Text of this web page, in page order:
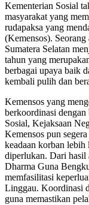
Kementerian Sosial
masyarakat yang
rudapaksa yang
(Kemensos).
Sumatera Selatan
tahun yang
berbagai upaya baik
kembali pulih dan
Kemensos yang
berkoordinasi
Sosial, Kejaksaan
Kemensos pun
keadaan korban
diperlukan. Dari hasil
Dharma Guna
memfasilitasi
Linggau. Koordinasi
guna memastikan